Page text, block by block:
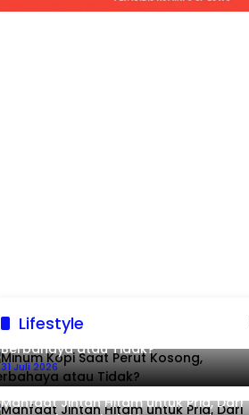
Lifestyle
Minum Kopi Saat Perut Kosong,
Berbahaya atau Tidak?
31 Juli 2026
Manfaat Jintan Hitam untuk Pria, Dari